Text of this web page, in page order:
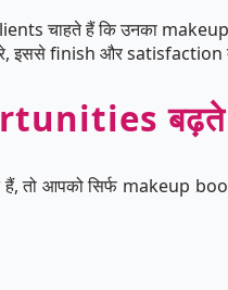
चाहते हैं कि उनका
इससे finish और satisfaction
बढ़ते
तो आपको सिर्फ makeup